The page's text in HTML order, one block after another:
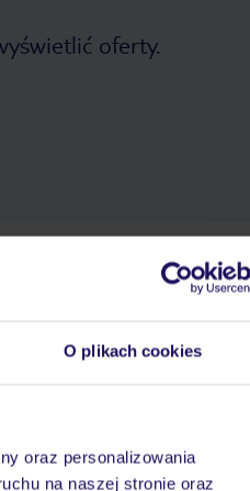
O plikach cookies
oraz personalizowania
na naszej stronie oraz
oferty.
krajach